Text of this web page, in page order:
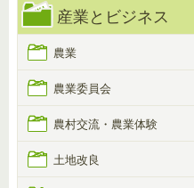
産業とビジネス
農業
農業委員会
農村交流・農業体験
土地改良